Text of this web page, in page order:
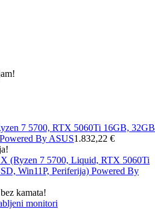
7 5700, RTX 5060Ti 16GB, 32GB
By ASUS1.832,22 €
(Ryzen 7 5700, Liquid, RTX 5060Ti
Win11P, Periferija) Powered By
kamata!
monitori